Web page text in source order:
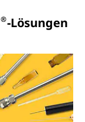
®-Lösungen